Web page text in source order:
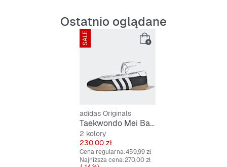
Ostatnio oglądane
SALE
adidas Originals
Taekwondo Mei Balle clpink/ftwwht/gum3
2 kolory
Cena
230,00 zł
Cena regularna:459,99 zł
Najniższa cena:270,00 zł